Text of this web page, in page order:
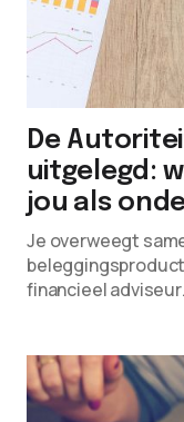
De
uitgelegd:
jou als
Je overweegt
financieel